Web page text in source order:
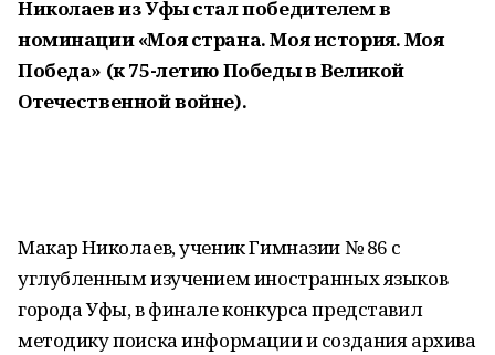
Николаев из Уфы стал победителем в
номинации «Моя страна. Моя история. Моя
Победа» (к 75-летию Победы в Великой
Отечественной войне).
Макар Николаев, ученик Гимназии № 86 с
углубленным изучением иностранных языков
города Уфы, в финале конкурса представил
методику поиска информации и создания архива